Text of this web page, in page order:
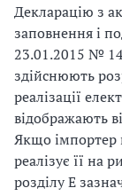
Декларацію з
заповнення і
23.01.2015 №
здійснюють
реалізації
відображають
Якщо імпортер
реалізує її на
розділу Е